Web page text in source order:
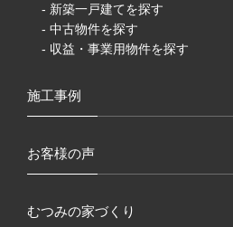
- 新築一戸建てを探す
- 中古物件を探す
- 収益・事業用物件を探す
施工事例
お客様の声
むつみの家づくり